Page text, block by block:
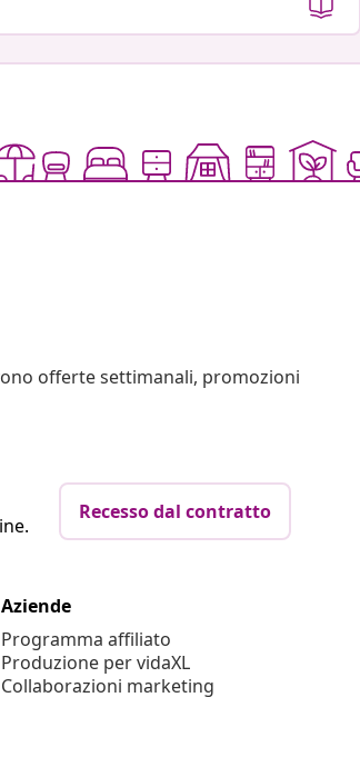
offerte settimanali, promozioni
Recesso dal contratto
Aziende
Programma affiliato
Produzione per vidaXL
Collaborazioni marketing